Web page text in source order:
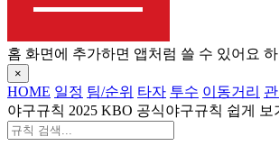
홈 화면에 추가하면 앱처럼 쓸 수 있어요
×
HOME 일정 팀/순위 타자 투수 이동거리
야구규칙 2025 KBO 공식야구규칙 쉽게 보